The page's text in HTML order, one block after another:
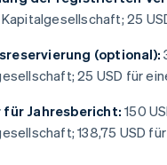
25
(optional):
25 USD für
für Jahresbericht: 150
138,75 USD